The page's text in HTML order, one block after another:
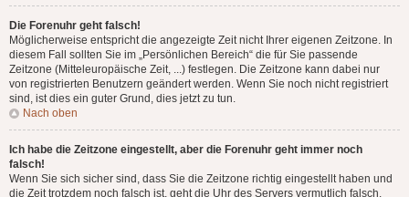
Die Forenuhr geht falsch!
Möglicherweise entspricht die angezeigte Zeit nicht Ihrer eigenen Zeitzone. In
diesem Fall sollten Sie im „Persönlichen Bereich“ die für Sie passende
Zeitzone (Mitteleuropäische Zeit, ...) festlegen. Die Zeitzone kann dabei nur
von registrierten Benutzern geändert werden. Wenn Sie noch nicht registriert
sind, ist dies ein guter Grund, dies jetzt zu tun.
Nach oben
Ich habe die Zeitzone eingestellt, aber die Forenuhr geht immer noch
falsch!
Wenn Sie sich sicher sind, dass Sie die Zeitzone richtig eingestellt haben und
die Zeit trotzdem noch falsch ist, geht die Uhr des Servers vermutlich falsch.